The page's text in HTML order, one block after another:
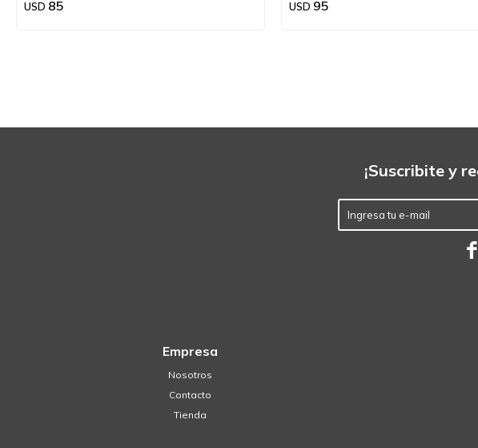
USD 85 USD 95
Empresa
Nosotros
Contacto
Tienda
¡Suscribite y
